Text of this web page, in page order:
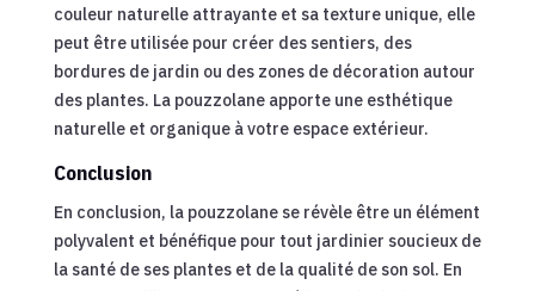
couleur naturelle attrayante et sa texture unique, elle
peut être utilisée pour créer des sentiers, des
bordures de jardin ou des zones de décoration autour
des plantes. La pouzzolane apporte une esthétique
naturelle et organique à votre espace extérieur.
Conclusion
En conclusion, la pouzzolane se révèle être un élément
polyvalent et bénéfique pour tout jardinier soucieux de
la santé de ses plantes et de la qualité de son sol. En